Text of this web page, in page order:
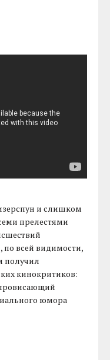
и слишком
прелестями
по всей видимости,
получил
кинокритиков:
юмора